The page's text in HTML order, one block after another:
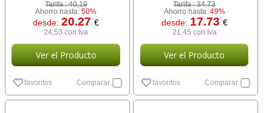
Tarifa :40,19
Ahorro hasta:50%
desde:20.27€
24,53 con Iva
Ver el Producto
favoritos Comparar
Tarifa :34,73
Ahorro hasta: 49%
desde: 17.73 €
21,45 con Iva
Ver el Producto
favoritos Comparar